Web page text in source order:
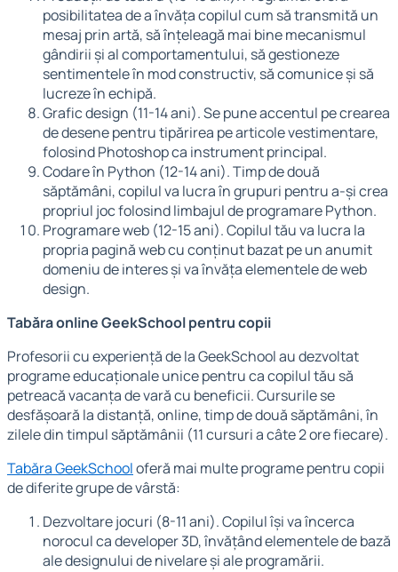
posibilitatea de a învăța copilul cum să transmită un
mesaj prin artă, să înțeleagă mai bine mecanismul
gândirii și al comportamentului, să gestioneze
sentimentele în mod constructiv, să comunice și să
lucreze în echipă.
Grafic design (11-14 ani). Se pune accentul pe crearea
de desene pentru tipărirea pe articole vestimentare,
folosind Photoshop ca instrument principal.
Codare în Python (12-14 ani). Timp de două
săptămâni, copilul va lucra în grupuri pentru a-și crea
propriul joc folosind limbajul de programare Python.
Programare web (12-15 ani). Copilul tău va lucra la
propria pagină web cu conținut bazat pe un anumit
domeniu de interes și va învăța elementele de web
design.
Tabăra online GeekSchool pentru copii
Profesorii cu experiență de la GeekSchool au dezvoltat
programe educaționale unice pentru ca copilul tău să
petreacă vacanța de vară cu beneficii. Cursurile se
desfășoară la distanță, online, timp de două săptămâni, în
zilele din timpul săptămânii (11 cursuri a câte 2 ore fiecare).
Tabăra GeekSchooloferă mai multe programe pentru copii
de diferite grupe de vârstă:
Dezvoltare jocuri (8-11 ani). Copilul își va încerca
norocul ca developer 3D, învățând elementele de bază
ale designului de nivelare și ale programării.